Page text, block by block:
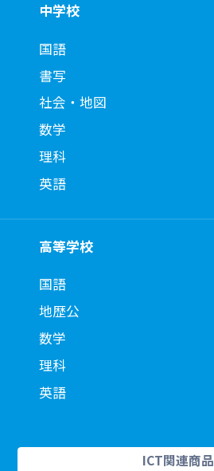
中学校
国語
書写
社会・地図
数学
理科
英語
高等学校
国語
地歴公
数学
理科
英語
ICT関連商品